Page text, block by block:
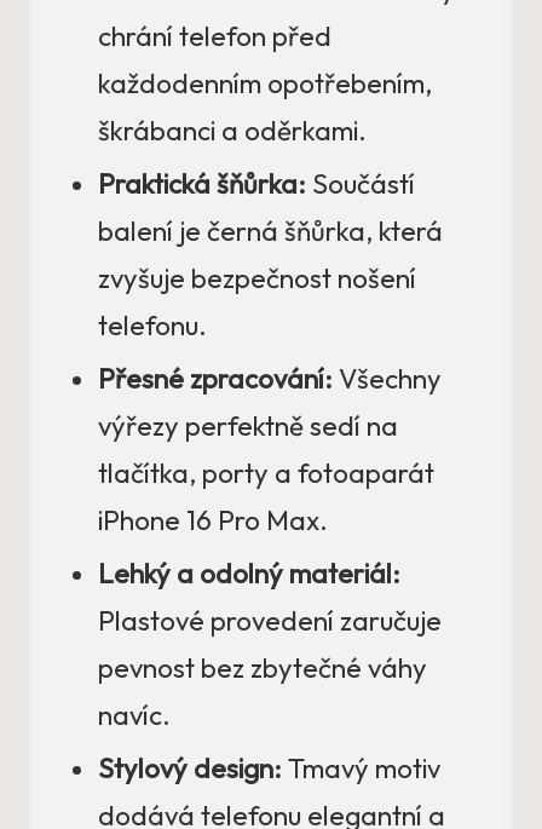
chrání telefon před
každodenním opotřebením,
škrábanci a oděrkami.
Praktická šňůrka: Součástí
balení je černá šňůrka, která
zvyšuje bezpečnost nošení
telefonu.
Přesné zpracování: Všechny
výřezy perfektně sedí na
tlačítka, porty a fotoaparát
iPhone 16 Pro Max.
Lehký a odolný materiál:
Plastové provedení zaručuje
pevnost bez zbytečné váhy
navíc.
Stylový design: Tmavý motiv
dodává telefonu elegantní a